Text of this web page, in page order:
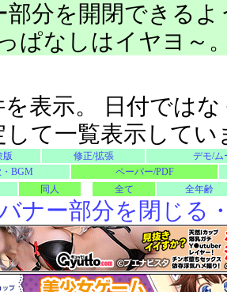
部分を開閉できる
ぱなしはイヤヨ～
表示。 日付では
して一覧表示してい
版 修正/拡張
デモ/ム
BGM
ペーパー/PDF
同人 全て 全年齢
ナー部分を閉じる